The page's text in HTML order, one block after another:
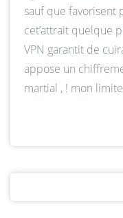
sauf que favorisent
cet’attrait quelque
VPN garantit de
appose un
martial , ! mon